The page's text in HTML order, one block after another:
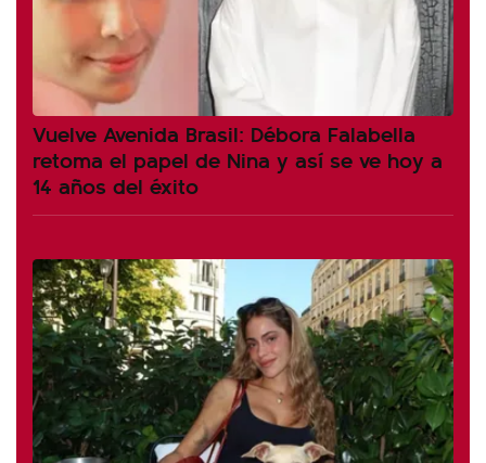
Vuelve Avenida Brasil: Débora Falabella
retoma el papel de Nina y así se ve hoy a
14 años del éxito